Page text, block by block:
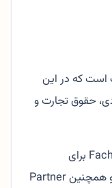
است که در این
حقوق تجارت و
در اطلاعات موجود، او به عنوان Fachanwalt برای
Handels- und Gesellschaftsrecht و همچنین Partner